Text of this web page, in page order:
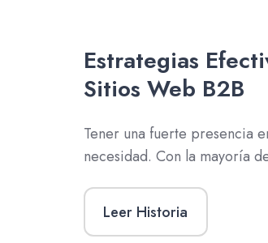
Estrategias
Sitios Web B2B
Tener una fuerte presencia
necesidad. Con la mayoría
Leer Historia